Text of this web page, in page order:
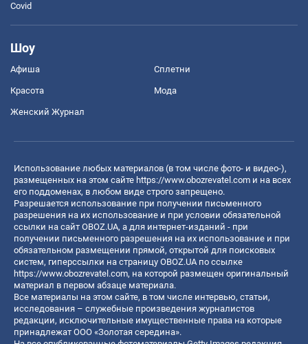
Covid
Шоу
Афиша Сплетни
Красота Мода
Женский Журнал
Использование любых материалов (в том числе фото- и видео-),
размещенных на этом сайте https://www.obozrevatel.com и на всех
его поддоменах, в любом виде строго запрещено.
Разрешается использование при получении письменного
разрешения на их использование и при условии обязательной
ссылки на сайт OBOZ.UA, а для интернет-изданий - при
получении письменного разрешения на их использование и при
обязательном размещении прямой, открытой для поисковых
систем, гиперссылки на страницу OBOZ.UA по ссылке
https://www.obozrevatel.com, на которой размещен оригинальный
материал в первом абзаце материала.
Все материалы на этом сайте, в том числе интервью, статьи,
исследования – служебные произведения журналистов
редакции, исключительные имущественные права на которые
принадлежат ООО «Золотая середина».